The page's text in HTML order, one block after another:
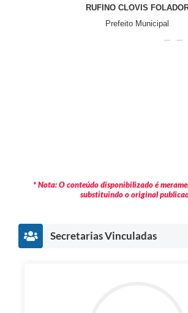
RUFINO CLOVIS
Prefeito Municipal
* Nota: O conteúdo disponibilizado é
substituindo o original
Secretarias Vinculadas